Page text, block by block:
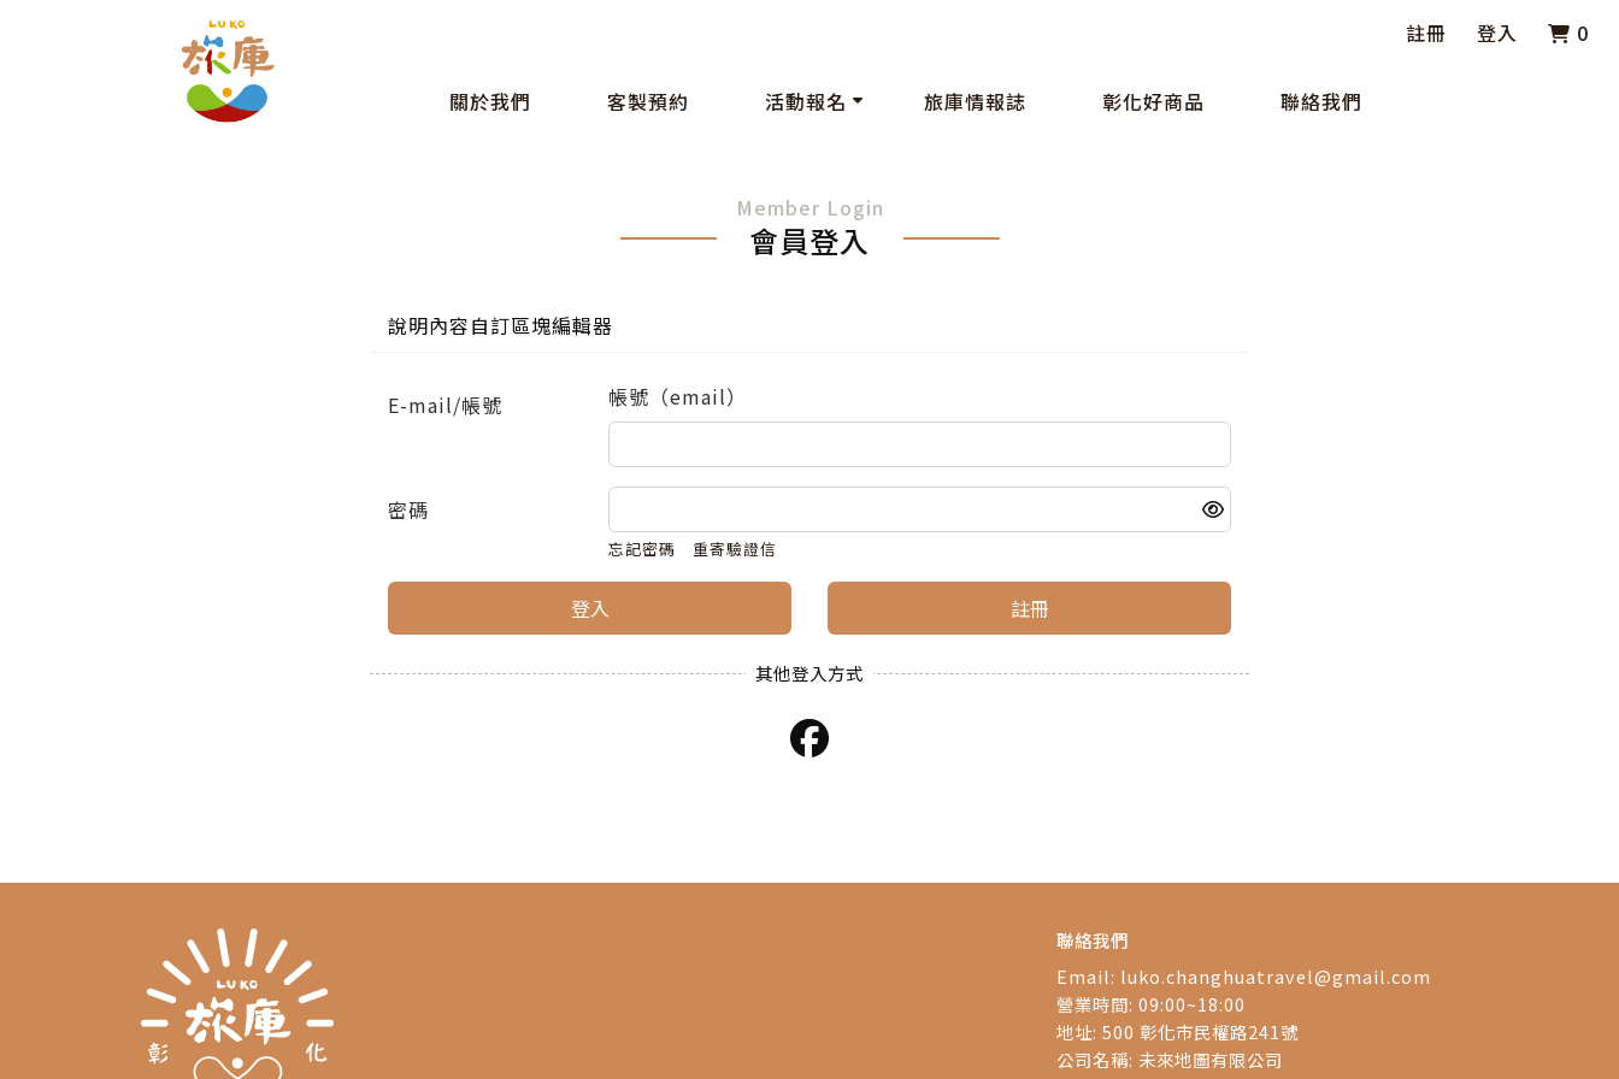
註冊 登入 0
關於我們 客製預約 活動報名 旅庫情報誌 彰化好商品 聯絡我們
Member Login
會員登入
說明內容自訂區塊編輯器
E-mail/帳號 帳號（email）
密碼
忘記密碼 重寄驗證信
登入 註冊
聯絡我們
Email: luko.changhuatravel@gmail.com
營業時間: 09:00~18:00
地址: 500 彰化市民權路241號
公司名稱: 未來地圖有限公司